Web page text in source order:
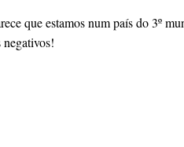
que estamos num país do 3º